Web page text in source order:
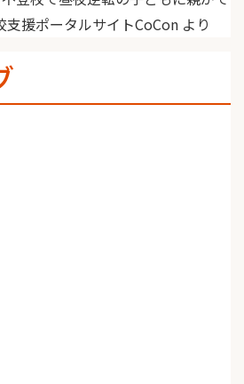
支援ポータルサイトCoCon より